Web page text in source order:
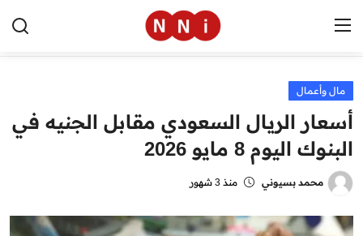
الرئيسية
اخبار مصر
العالم
مال وأعمال
أسعار الريال السعودي مقابل الجنيه في
البنوك اليوم 8 مايو 2026
محمد بسيوني منذ 3 شهور